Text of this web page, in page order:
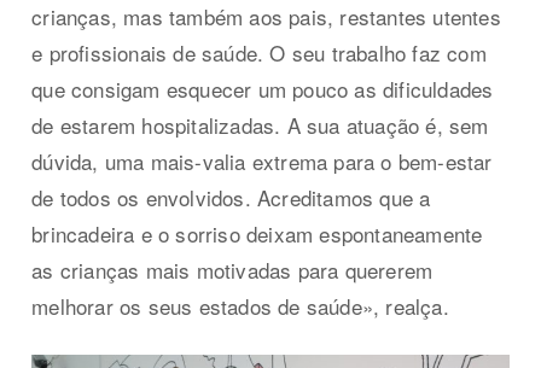
crianças, mas também aos pais, restantes utentes
e profissionais de saúde. O seu trabalho faz com
que consigam esquecer um pouco as dificuldades
de estarem hospitalizadas. A sua atuação é, sem
dúvida, uma mais-valia extrema para o bem-estar
de todos os envolvidos. Acreditamos que a
brincadeira e o sorriso deixam espontaneamente
as crianças mais motivadas para quererem
melhorar os seus estados de saúde», realça.